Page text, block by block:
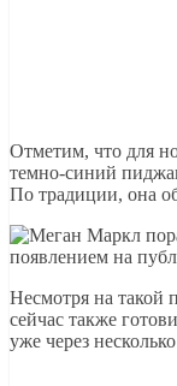
Отметим, что для
темно-синий
По традиции, она
Несмотря на такой
сейчас также
уже через